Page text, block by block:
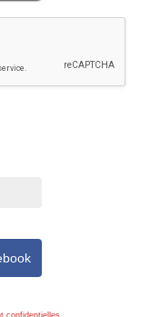
confidentielles